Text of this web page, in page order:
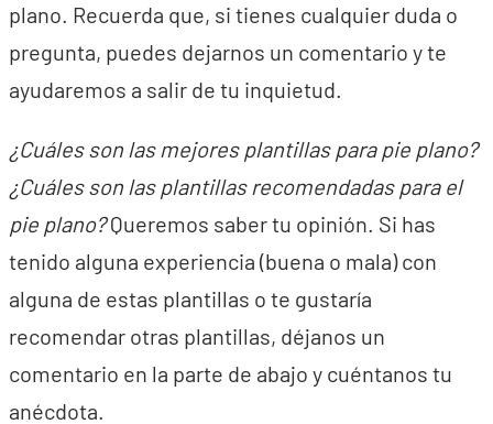
plano. Recuerda que, si tienes cualquier duda o
pregunta, puedes dejarnos un comentario y te
ayudaremos a salir de tu inquietud.
¿Cuáles son las mejores plantillas para pie plano?
¿Cuáles son las plantillas recomendadas para el
pie plano?Queremos saber tu opinión. Si has
tenido alguna experiencia (buena o mala) con
alguna de estas plantillas o te gustaría
recomendar otras plantillas, déjanos un
comentario en la parte de abajo y cuéntanos tu
anécdota.